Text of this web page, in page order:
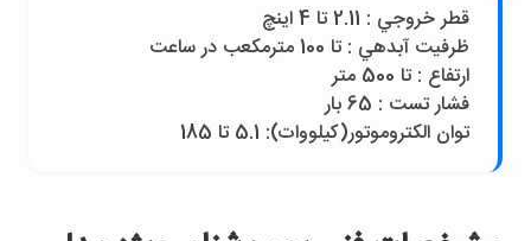
قطر خروجي : 2.11 تا 4 اينچ
ظرفيت آبدهي : تا 100 مترمکعب در ساعت
ارتفاع : تا 500 متر
فشار تست : 65 بار
توان الکتروموتور(کيلووات): 5.1 تا 185